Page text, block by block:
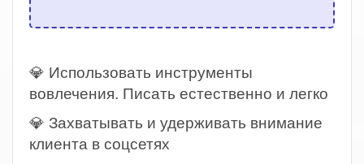
💎 Использовать инструменты
вовлечения. Писать естественно и легко
💎 Захватывать и удерживать внимание
клиента в соцсетях